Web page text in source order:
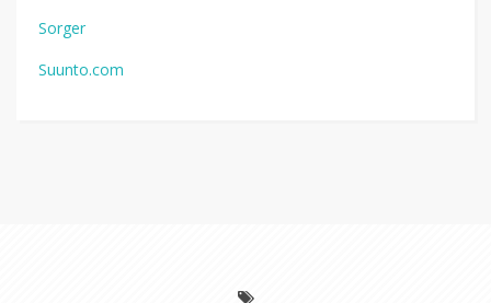
Sorger
Suunto.com